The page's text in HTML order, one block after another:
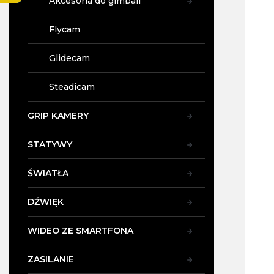
Flycam
Glidecam
Steadicam
GRIP KAMERY
STATYWY
ŚWIATŁA
DŹWIĘK
WIDEO ZE SMARTFONA
ZASILANIE